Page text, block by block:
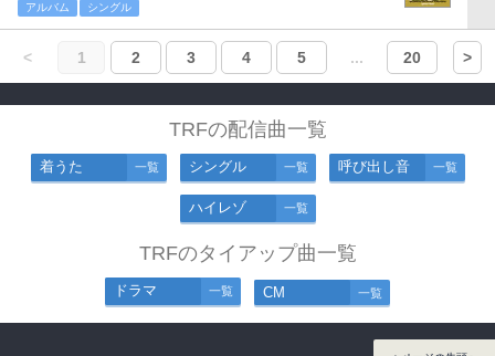
アルバム シングル
< 1 2 3 4 5 ... 20 >
TRFの配信曲一覧
着うた 一覧 シングル 一覧 呼び出し音 一覧
ハイレゾ 一覧
TRFのタイアップ曲一覧
ドラマ 一覧 CM 一覧